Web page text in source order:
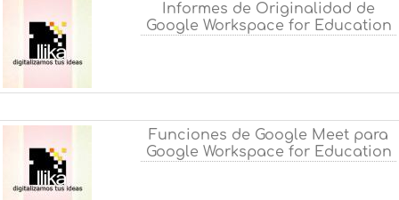
Informes de Originalidad de
Google Workspace for Education
Funciones de Google Meet para
Google Workspace for Education